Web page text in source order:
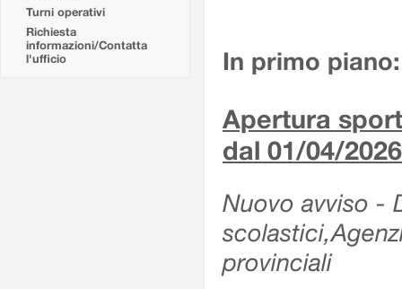
Turni operativi
Richiesta
informazioni/Contatta
l'ufficio
In primo piano:
Apertura
dal 01/04/2026
Nuovo avviso -
provinciali